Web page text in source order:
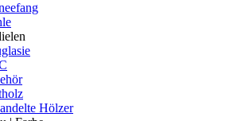
Hölzer